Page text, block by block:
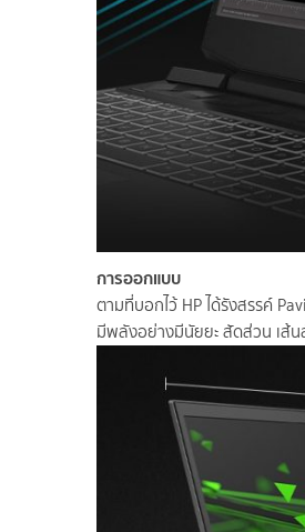
การออกแบบ
ตามที่บอกไว้ HP ได้รังสรรค์
มีพลังอย่างมีนัยยะ สัดส่วน เส้น